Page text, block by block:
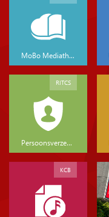
MoBo Mediatheek
Persoonsverzekeringen
RITCS
KCB